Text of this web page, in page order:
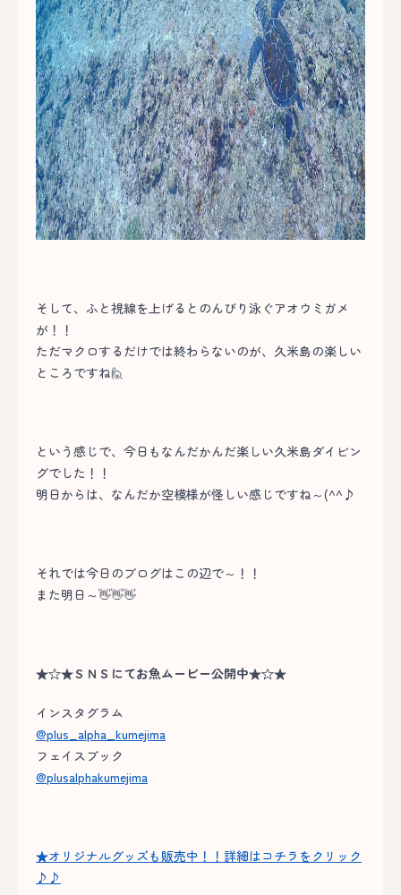
そして、ふと視線を上げるとのんびり泳ぐアオウミガメ
が！！
ただマクロするだけでは終わらないのが、久米島の楽しい
ところですね🙋
という感じで、今日もなんだかんだ楽しい久米島ダイビン
グでした！！
明日からは、なんだか空模様が怪しい感じですね～(^^♪
それでは今日のブログはこの辺で～！！
また明日～👋👋👋
★☆★ＳＮＳにてお魚ムービー公開中★☆★
インスタグラム
@plus_alpha_kumejima
フェイスブック
@plusalphakumejima
★オリジナルグッズも販売中！！詳細はコチラをクリック
♪♪